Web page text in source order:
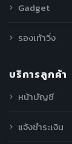
Gadget
รองเท้าวิ่ง
บริการลูกค้า
หน้าบัญชี
แจ้งชำระเงิน